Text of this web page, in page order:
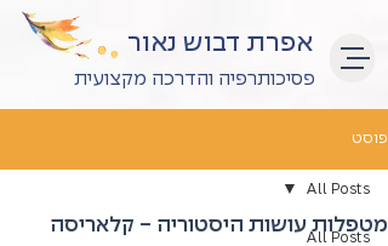
אפרת דבוש נאור
פסיכותרפיה והדרכה מקצועית
פוסט
All Posts
All Posts
מטפלות עושות היסטוריה - קלאריסה